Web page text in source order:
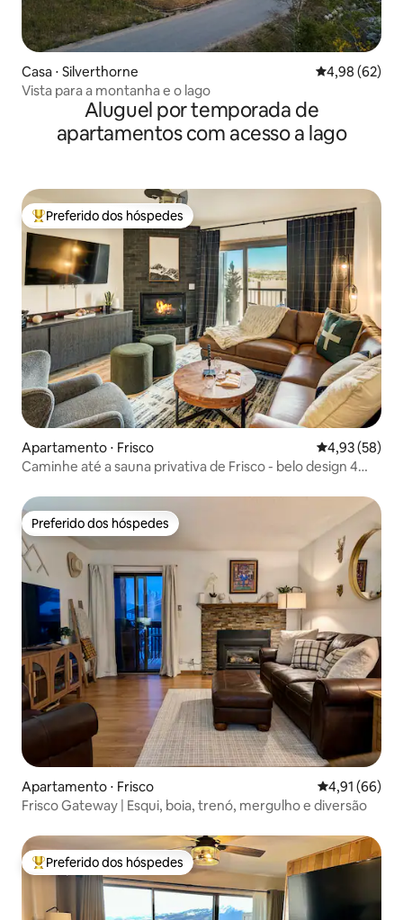
Casa ⋅ Silverthorne 4,98 de uma
4,98 (62)
Vista para a montanha e o lago
Aluguel por temporada de
apartamentos com acesso a lago
Entre os melhores preferidos dos hóspedes
Preferido dos hóspedes
Apartamento ⋅ Frisco 4,93 de uma
4,93 (58)
Caminhe até a sauna privativa de Frisco - belo design 4
Preferido dos hóspedes
Preferido dos hóspedes
Apartamento ⋅ Frisco 4,91 de uma
4,91 (66)
Frisco Gateway | Esqui, boia, trenó, mergulho e diversão
Entre os melhores preferidos dos hóspedes
Preferido dos hóspedes